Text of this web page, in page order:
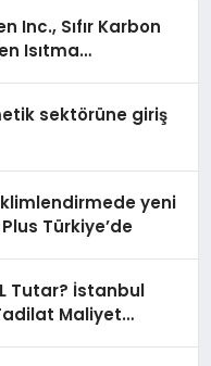
Inc., Sıfır Karbon
Isıtma
sektörüne giriş
iklimlendirmede yeni
Türkiye’de
Tutar? İstanbul
Maliyet